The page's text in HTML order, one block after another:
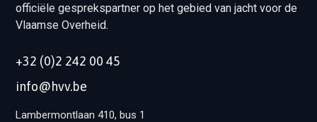
officiële gesprekspartner op het gebied van jacht voor de
Vlaamse Overheid.
+32 (0)2 242 00 45
info@hvv.be
Lambermontlaan 410, bus 1